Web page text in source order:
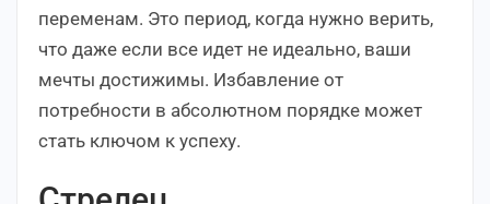
переменам. Это период, когда нужно верить,
что даже если все идет не идеально, ваши
мечты достижимы. Избавление от
потребности в абсолютном порядке может
стать ключом к успеху.